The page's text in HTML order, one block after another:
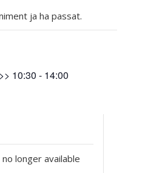
ja ha passat.
10:30 - 14:00
longer available